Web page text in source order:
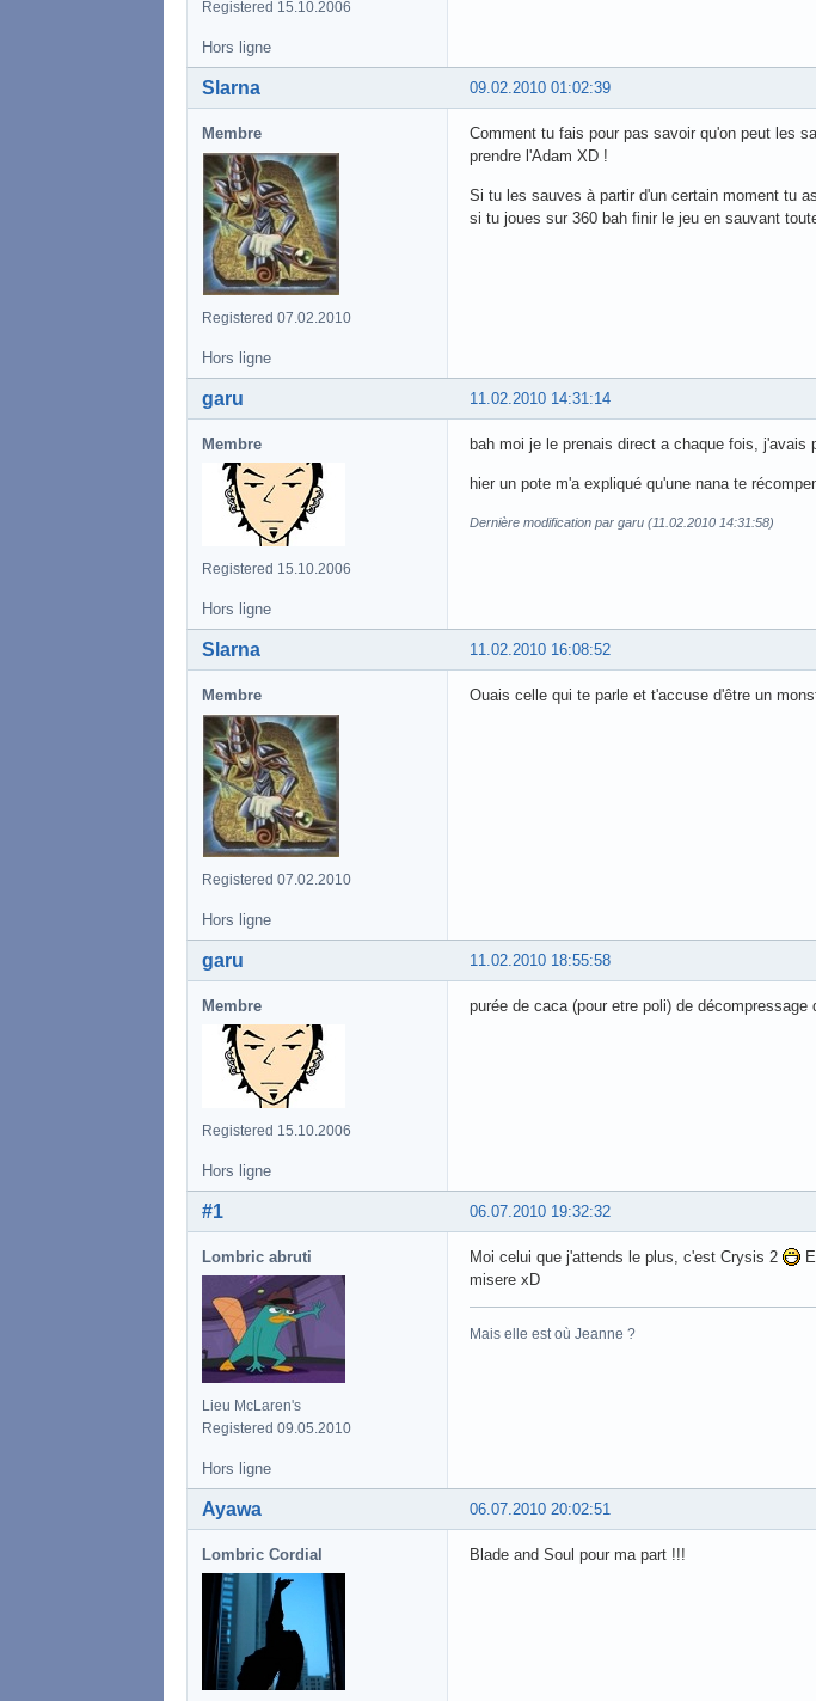
Registered 15.10.2006
Hors ligne
09.02.2010 01:02:39
Slarna
Membre
Registered 07.02.2010
Comment tu fais pour pas savoir qu'on peut les
prendre l'Adam XD !
Si tu les sauves à partir d'un certain moment tu
si tu joues sur 360 bah finir le jeu en sauvant
Hors ligne
11.02.2010 14:31:14
garu
Membre
Registered 15.10.2006
bah moi je le prenais direct a chaque fois,
hier un pote m'a expliqué qu'une nana te
Dernière modification par garu (11.02.2010 14:31:58)
Hors ligne
11.02.2010 16:08:52
Slarna
Membre
Registered 07.02.2010
Ouais celle qui te parle et t'accuse d'être un
Hors ligne
11.02.2010 18:55:58
garu
Membre
Registered 15.10.2006
purée de caca (pour etre poli) de
Hors ligne
06.07.2010 19:32:32
#1
Lombric abruti
Lieu McLaren's
Registered 09.05.2010
Moi celui que j'attends le plus, c'est Crysis 2
misere xD
Mais elle est où Jeanne ?
Hors ligne
06.07.2010 20:02:51
Ayawa
Lombric Cordial Blade and Soul pour ma part !!!